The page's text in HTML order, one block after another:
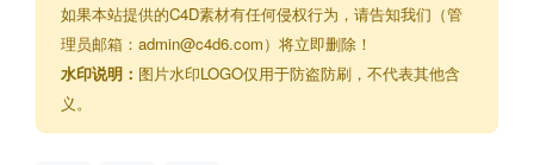
如果本站提供的C4D素材有任何侵权行为，请告知我们（管
理员邮箱：admin@c4d6.com）将立即删除！
水印说明： 图片水印LOGO仅用于防盗防刷，不代表其他含
义。